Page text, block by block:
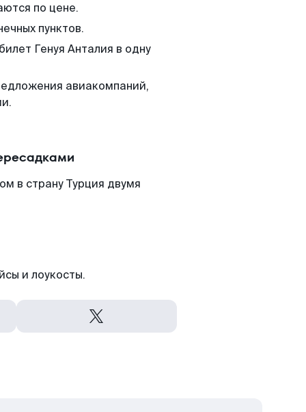
по цене.
пунктов.
Генуя Анталия в одну
авиакомпаний,
в страну Турция двумя
и лоукосты.